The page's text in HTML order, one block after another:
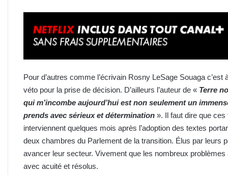
Pour d’autres comme l’écrivain Rosny LeSage Souaga c’est
véto pour la prise de décision. D’ailleurs l’auteur de « Terre
qui m’incombe aujourd’hui est non seulement un
prends avec sérieux et détermination ». Il faut dire que
interviennent quelques mois après l’adoption des textes
deux chambres du Parlement de la transition. Élus par leurs
avancer leur secteur. Vivement que les nombreux
avec acuité et résolus.